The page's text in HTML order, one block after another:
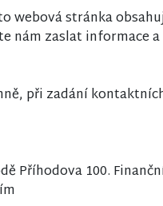
webová stránka
nám zaslat informace
při zadání
Příhodova 100.